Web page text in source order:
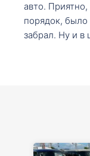
авто.
порядок,
забрал. Ну и в